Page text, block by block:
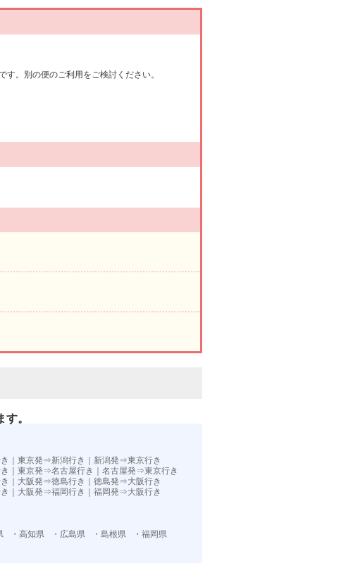
。別の便のご利用をご検討ください。
。
東京発⇒新潟行き
新潟発⇒東京行き
東京発⇒名古屋行き
名古屋発⇒東京行き
大阪発⇒徳島行き
徳島発⇒大阪行き
大阪発⇒福岡行き｜ 福岡発⇒大阪行き
・高知県 ・広島県 ・島根県
・福岡県